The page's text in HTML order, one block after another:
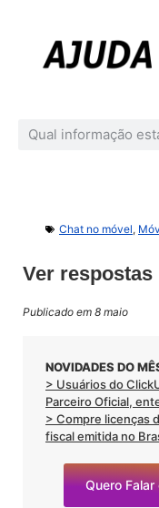
Chat no móvel,
Ver
Publicado em 8 maio
NOVIDADES DO
> Usuários do
Parceiro Oficial,
> Compre licenças
fiscal emitida no
Quero